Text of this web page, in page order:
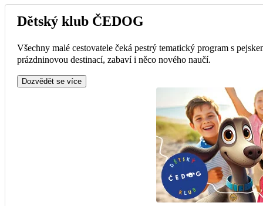
Dětský klub ČEDOG
Všechny malé cestovatele čeká pestrý tematický program s
prázdninovou destinací, zabaví i něco nového naučí.
Dozvědět se více